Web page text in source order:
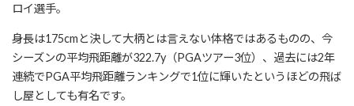
ロイ選手。
身長は175cmと決して大柄とは言えない体格ではあるものの、今
シーズンの平均飛距離が322.7y（PGAツアー3位）、過去には2年
連続でPGA平均飛距離ランキングで1位に輝いたというほどの飛ば
し屋としても有名です。